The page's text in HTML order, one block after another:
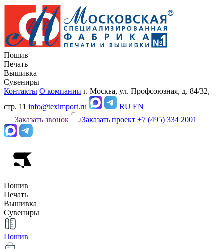
Пошив
Печать
Вышивка
Сувениры
Контакты О компании г. Москва, ул. Профсоюзная, д. 84/32,
стр. 11 info@teximport.ru RU EN
Заказать звонок
Заказать проект +7 (495) 334 2001
Пошив
Печать
Вышивка
Сувениры
Пошив